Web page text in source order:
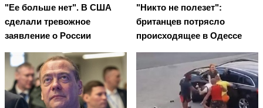
"Ее больше нет". В США
сделали тревожное
заявление о России
"Никто не полезет":
британцев потрясло
происходящее в Одессе